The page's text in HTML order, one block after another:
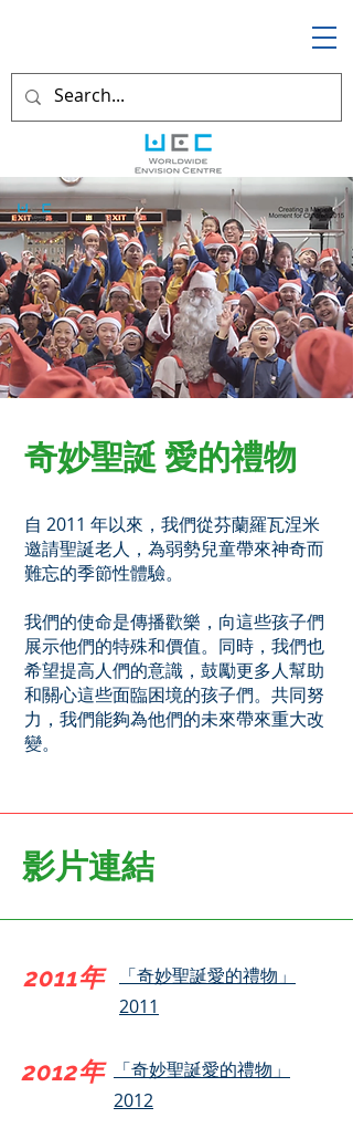
奇妙聖誕 愛的禮物
自 2011 年以來，我們從芬蘭羅瓦涅米
邀請聖誕老人，為弱勢兒童帶來神奇而
難忘的季節性體驗。
我們的使命是傳播歡樂，向這些孩子們
展示他們的特殊和價值。同時，我們也
希望提高人們的意識，鼓勵更多人幫助
和關心這些面臨困境的孩子們。共同努
力，我們能夠為他們的未來帶來重大改
變。
影片連結
2011年
「奇妙聖誕愛的禮物」
2011
2012年
「奇妙聖誕愛的禮物」
2012